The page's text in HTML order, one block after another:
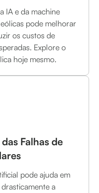
IA e da machine
pode melhorar
os custos de
Explore o
hoje mesmo.
Falhas de
pode ajuda em
a